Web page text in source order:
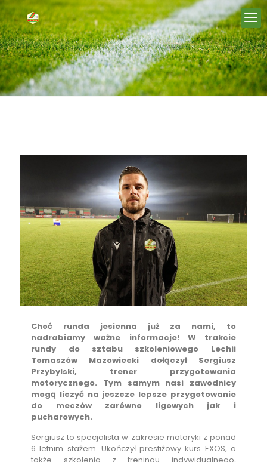
Choć runda jesienna już za nami, to
nadrabiamy ważne informacje! W trakcie
rundy do sztabu szkoleniowego Lechii
Tomaszów Mazowiecki dołączył Sergiusz
Przybylski, trener przygotowania
motorycznego. Tym samym nasi zawodnicy
mogą liczyć na jeszcze lepsze przygotowanie
do meczów zarówno ligowych jak i
pucharowych.
Sergiusz to specjalista w zakresie motoryki z ponad
6 letnim stażem. Ukończył prestiżowy kurs EXOS, a